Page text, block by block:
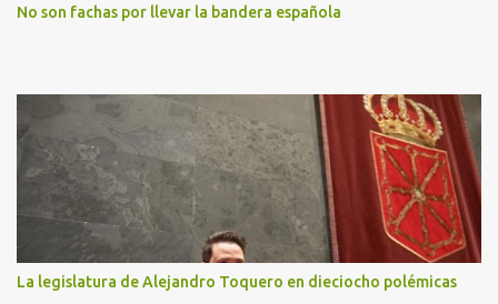
No son fachas por llevar la bandera española
La legislatura de Alejandro Toquero en dieciocho polémicas